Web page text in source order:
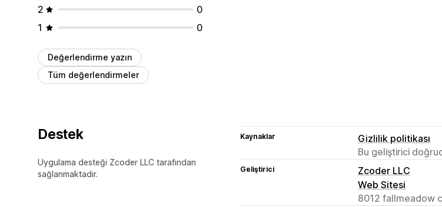
2
0
1
0
Değerlendirme yazın
Tüm değerlendirmeler
Destek
Uygulama desteği Zcoder LLC tarafından
sağlanmaktadır.
Kaynaklar
Gizlilik politikası
Bu geliştirici
Geliştirici
Zcoder LLC
Web Sitesi
8012 fallmeadow